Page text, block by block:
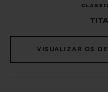
VISUALIZAR OS